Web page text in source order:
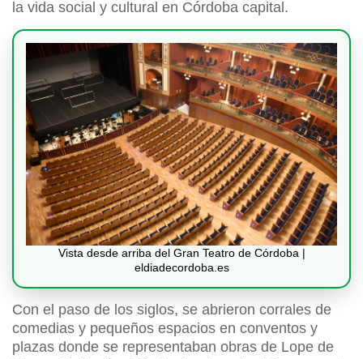
la vida social y cultural en Córdoba capital.
Vista desde arriba del Gran Teatro de Córdoba |
eldiadecordoba.es
Con el paso de los siglos, se abrieron corrales de
comedias y pequeños espacios en conventos y
plazas donde se representaban obras de Lope de